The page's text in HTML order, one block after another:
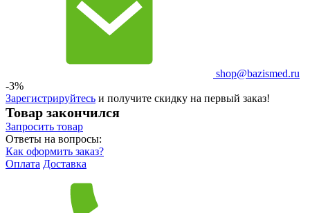
shop@bazismed.ru
-3%
Зарегистрируйтесь и получите скидку на первый заказ!
Товар закончился
Запросить товар
Ответы на вопросы:
Как оформить заказ?
Оплата Доставка